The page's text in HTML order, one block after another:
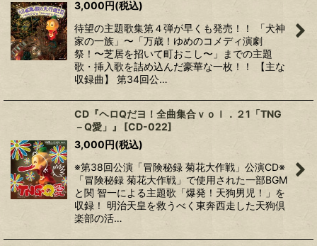
3,000円(税込)
待望の主題歌集第４弾が早くも発売！！ 「犬神
家の一族」〜「万歳！ゆめのコメディ演劇
祭！〜芝居を招いて町おこし〜」までの主題
歌・挿入歌を詰め込んだ豪華な一枚！！ 【主な
収録曲】 第34回公…
CD『ヘロQだヨ！全曲集合ｖｏｌ．２1「TNG
－Q愛」』
[CD-022]
3,000円(税込)
※第38回公演「冒険秘録 菊花大作戦」公演CD※
「冒険秘録 菊花大作戦」で使用された一部BGM
と関 智一による主題歌「爆発！天狗男児！」を
収録！ 明治天皇を救うべく東奔西走した天狗倶
楽部の活…